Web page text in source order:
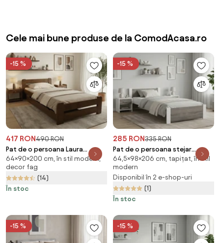
Cele mai bune produse de la ComodAcasa.ro
-15 %
417 RON490 RON
Pat de o persoana Laura
90x200 cm, stejar Saltele: Fara
saltea, Somiera pat: Fara
somiera
64×90×200 cm, în stil modern,
decor fag
(14)
În stoc
-15 %
285 RON335 RON
Pat de o persoana stejar
alb/trufa, IKAROS 90 x 200 cm
Saltele: Fara saltea, Somiera
pat: Fara somiera
64,5×98×206 cm, tapițat, în stil
modern
Disponibil în 2 e-shop-uri
(1)
În stoc
-15 % -15 %